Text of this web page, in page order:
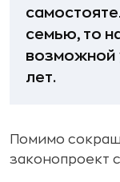
семью, то
возможной
лет.
Помимо
законопроект